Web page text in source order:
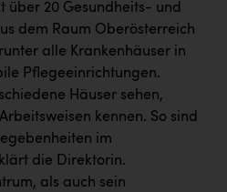
über 20 Gesundheits- und
dem Raum Oberösterreich
alle Krankenhäuser in
Pflegeeinrichtungen.
Häuser sehen,
kennen. So sind
im
die Direktorin.
als auch sein